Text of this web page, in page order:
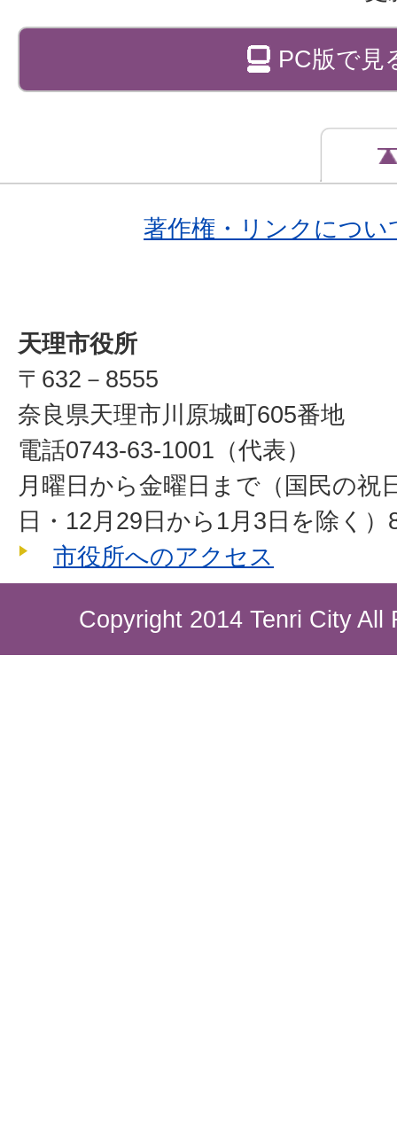
PC版で見
著作権・リンクについ
天理市役所
〒632－8555
奈良県天理市川原城町605番地
電話0743-63-1001（代表）
月曜日から金曜日まで（国民の祝
日・12月29日から1月3日を除く
市役所へのアクセス
Copyright 2014 Tenri City All